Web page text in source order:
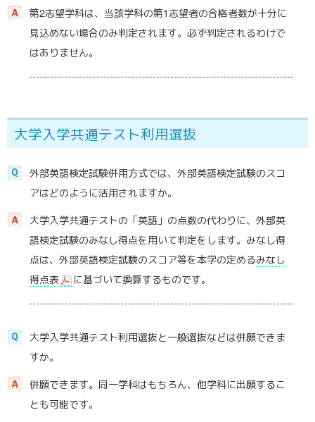
第2志望学科は、当該学科の第1志望者の合格者数が十分に
見込めない場合のみ判定されます。必ず判定されるわけで
はありません。
大学入学共通テスト利用選抜
外部英語検定試験併用方式では、外部英語検定試験のスコ
アはどのように活用されますか。
大学入学共通テストの「英語」の点数の代わりに、外部英
語検定試験のみなし得点を用いて判定をします。みなし得
点は、外部英語検定試験のスコア等を本学の定めるみなし
得点表
に基づいて換算するものです。
大学入学共通テスト利用選抜と一般選抜などは併願できま
すか。
併願できます。同一学科はもちろん、他学科に出願するこ
とも可能です。